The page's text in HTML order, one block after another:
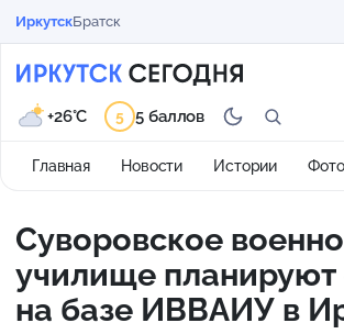
ИркутскБратск
Главная Новости Истории
+26°C 5 5 баллов
Суворовское
училище планируют
на базе ИВВАИУ в